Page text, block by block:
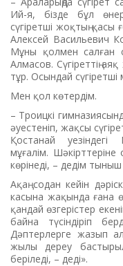
Ий-я, бізде бұл
сүгіретші жоқтың қасы
Алексей Васильевич
Мұны қолмен салған
Алмасов. Сүгірет­тің
тұр. Осындай сүгіретші
Мен қол көтердім.
– Троицкі
әуестеніп, жақсы
Қостанай уезіндегі
мұғалім.
көрінеді, – дедім
Ақаң содан кейін
касына жақында ғана
қандай өзгерістер
байна түсіндіріп
Дәптерлерге жазып
жылы дереу
беріледі, – деді».